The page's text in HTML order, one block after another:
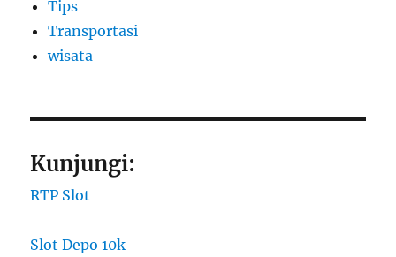
Tips
Transportasi
wisata
Kunjungi:
RTP Slot
Slot Depo 10k